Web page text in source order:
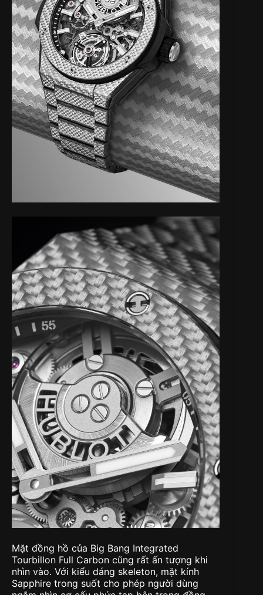
Mặt đồng hồ của Big Bang Integrated
Tourbillon Full Carbon cũng rất ấn tượng khi
nhìn vào. Với kiểu dáng skeleton, mặt kính
Sapphire trong suốt cho phép người dùng